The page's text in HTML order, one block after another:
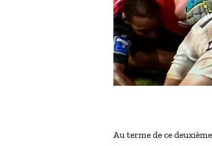
Au terme de ce